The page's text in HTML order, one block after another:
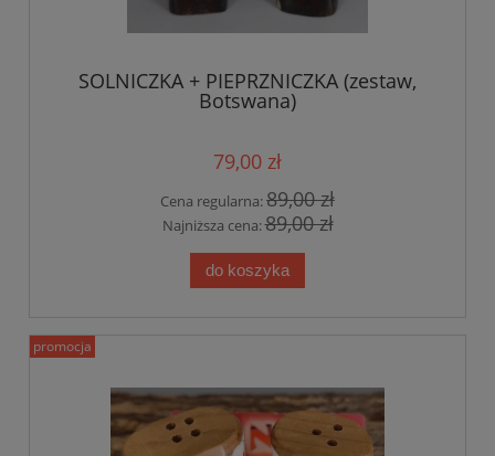
SOLNICZKA + PIEPRZNICZKA (zestaw,
Botswana)
79,00 zł
Cena regularna:89,00 zł
Najniższa cena:89,00 zł
do koszyka
promocja